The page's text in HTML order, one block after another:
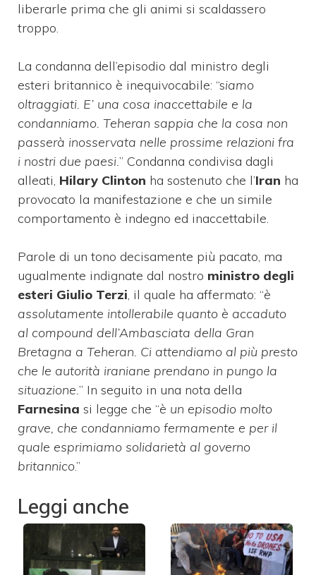
liberarle prima che gli animi si scaldassero
troppo.
La condanna dell’episodio dal ministro degli
esteri britannico è inequivocabile: “siamo
oltraggiati. E’ una cosa inaccettabile e la
condanniamo. Teheran sappia che la cosa non
passerà inosservata nelle prossime relazioni fra
i nostri due paesi.” Condanna condivisa dagli
alleati, Hilary Clinton ha sostenuto che l’Iran ha
provocato la manifestazione e che un simile
comportamento è indegno ed inaccettabile.
Parole di un tono decisamente più pacato, ma
ugualmente indignate dal nostro ministro degli
esteri Giulio Terzi, il quale ha affermato: “è
assolutamente intollerabile quanto è accaduto
al compound dell’Ambasciata della Gran
Bretagna a Teheran. Ci attendiamo al più presto
che le autorità iraniane prendano in pungo la
situazione.” In seguito in una nota della
Farnesina si legge che “è un episodio molto
grave, che condanniamo fermamente e per il
quale esprimiamo solidarietà al governo
britannico.”
Leggi anche